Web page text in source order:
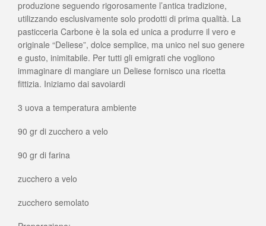
produzione seguendo rigorosamente l’antica tradizione,
utilizzando esclusivamente solo prodotti di prima qualità. La
pasticceria Carbone è la sola ed unica a produrre il vero e
originale “Deliese”, dolce semplice, ma unico nel suo genere
e gusto, inimitabile. Per tutti gli emigrati che vogliono
immaginare di mangiare un Deliese fornisco una ricetta
fittizia. Iniziamo dai savoiardi
3 uova a temperatura ambiente
90 gr di zucchero a velo
90 gr di farina
zucchero a velo
zucchero semolato